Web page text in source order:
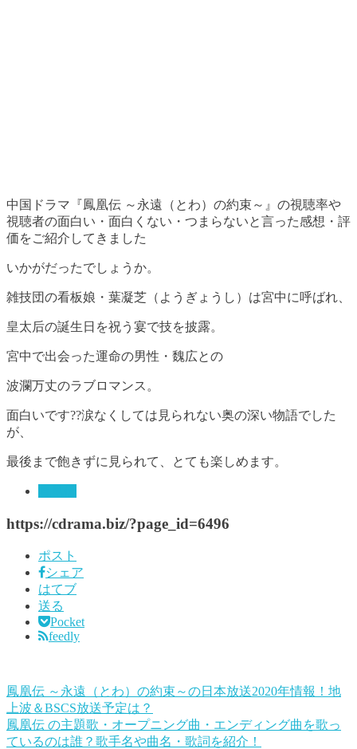
中国ドラマ『鳳凰伝 ～永遠（とわ）の約束～』の視聴率や
視聴者の面白い・面白くない・つまらないと言った感想・評
価をご紹介してきました
いかがだったでしょうか。
雑技団の看板娘・葉凝芝（ようぎょうし）は宮中に呼ばれ、
皇太后の誕生日を祝う宴で技を披露。
宮中で出会った運命の男性・魏広との
波瀾万丈のラブロマンス。
面白いです??涙なくしては見られない奥の深い物語でした
が、
最後まで飽きずに見られて、とても楽しめます。
https://cdrama.biz/?page_id=6496
ポスト
シェア
はてブ
送る
Pocket
feedly
鳳凰伝 ～永遠（とわ）の約束～の日本放送2020年情報！地
上波＆BSCS放送予定は？
鳳凰伝 の主題歌・オープニング曲・エンディング曲を歌っ
ているのは誰？歌手名や曲名・歌詞を紹介！